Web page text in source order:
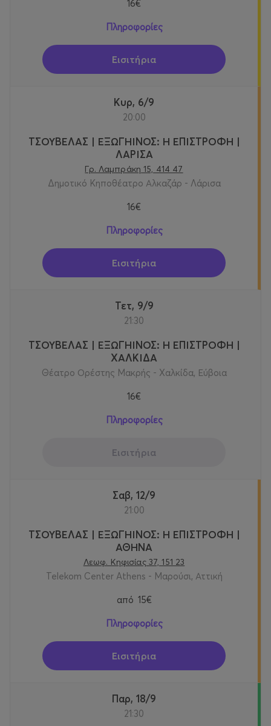
16€
Πληροφορίες
Εισιτήρια
Κυρ, 6/9
20:00
ΤΣΟΥΒΕΛΑΣ | ΕΞΩΓΗΙΝΟΣ: Η ΕΠΙΣΤΡΟΦΗ |
ΛΑΡΙΣΑ
Γρ. Λαμπράκη 15, 414 47
Δημοτικό Κηποθέατρο Αλκαζάρ - Λάρισα
16€
Πληροφορίες
Εισιτήρια
Τετ, 9/9
21:30
ΤΣΟΥΒΕΛΑΣ | ΕΞΩΓΗΙΝΟΣ: Η ΕΠΙΣΤΡΟΦΗ |
ΧΑΛΚΙΔΑ
Θέατρο Ορέστης Μακρής - Χαλκίδα, Εύβοια
16€
Πληροφορίες
Εισιτήρια
Σαβ, 12/9
21:00
ΤΣΟΥΒΕΛΑΣ | ΕΞΩΓΗΙΝΟΣ: Η ΕΠΙΣΤΡΟΦΗ |
ΑΘΗΝΑ
Λεωφ. Κηφισίας 37, 151 23
Telekom Center Athens - Μαρούσι, Αττική
από 15€
Πληροφορίες
Εισιτήρια
Παρ, 18/9
21:30